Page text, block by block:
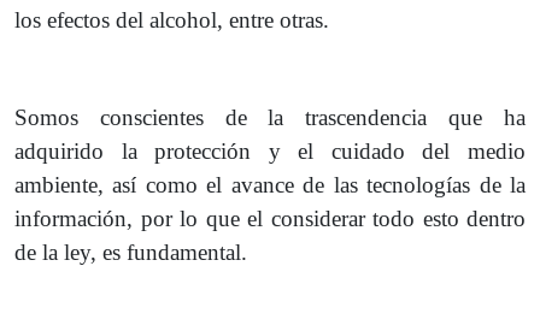
los efectos del alcohol, entre otras.
Somos conscientes de la trascendencia que ha
adquirido la protección y el cuidado del medio
ambiente, así como el avance de las tecnologías de la
información, por lo que el considerar todo esto dentro
de la ley, es fundamental.